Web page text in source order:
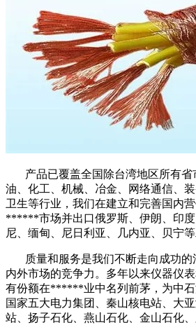
产品已覆盖全国除台湾地区所有省
油、化工、机械、冶金、网络通信、
卫生等行业，我们在建立和完善国内
******市场并出口俄罗斯、伊朗、印
尼、缅甸、尼日利亚、几内亚、贝宁
质量和服务是我们不断走向成功的
内外市场的竞争力。多年以来仪器仪
有份额在******业中名列前茅，为中石
国家五大电力集团、秦山核电站、大
站、扬子石化、燕山石化、金山石化、